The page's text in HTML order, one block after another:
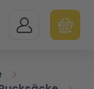
MEIN KONTO